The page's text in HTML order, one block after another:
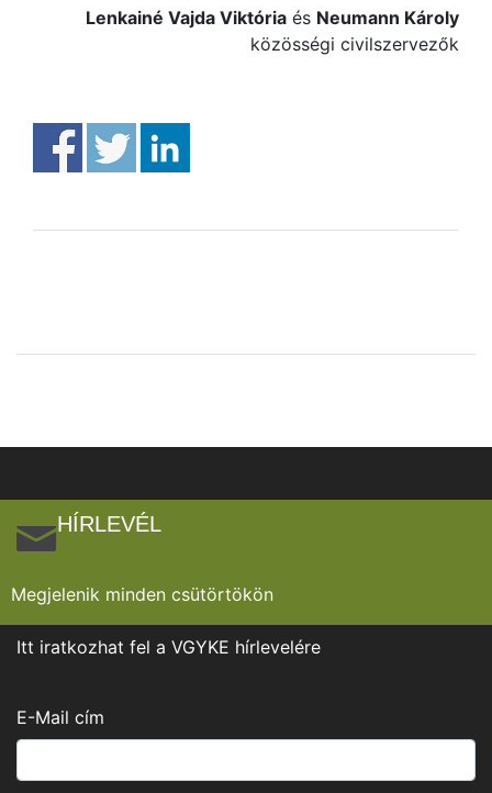
Lenkainé Vajda Viktória és Neumann Károly
közösségi civilszervezők
HÍRLEVÉL
Megjelenik minden csütörtökön
Itt iratkozhat fel a VGYKE hírlevelére
E-Mail cím